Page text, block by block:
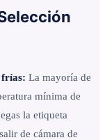
frías: La mayoría de
mínima de
la etiqueta
de cámara de